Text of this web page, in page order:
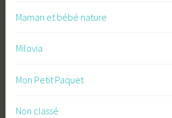
Maman et bébé nature
Milovia
Mon Petit Paquet
Non classé